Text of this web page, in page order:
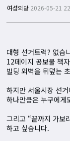
여성의당 2026-05-21
대형 선거트럭? 없습
12페이지 공보물 책
빌딩 외벽을 뒤덮는
하지만 서울시장 선
하나만큼은 누구에게
그리고 “끝까지 가보
하고 싶습니다.